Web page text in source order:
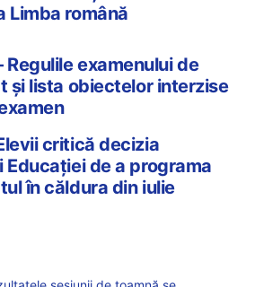
Limba română
Regulile examenului de
și lista obiectelor interzise
critică decizia
Educației de a programa
în căldura din iulie